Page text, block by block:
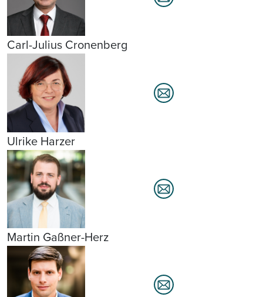
Carl-Julius Cronenberg
Ulrike Harzer
Martin Gaßner-Herz